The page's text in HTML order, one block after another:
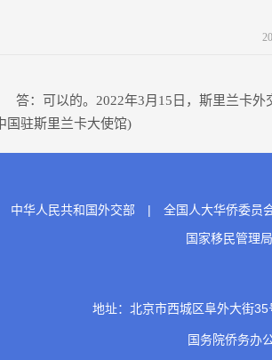
：可以的。2022年3月15日，斯里兰卡外
国驻斯里兰卡大使馆)
中华人民共和国外交部 |
全国人大华侨委员
国家移民管理局
地址：北京市西城区阜外大街
国务院侨务